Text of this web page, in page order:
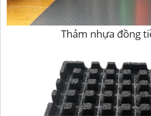
Thảm nhựa đồng